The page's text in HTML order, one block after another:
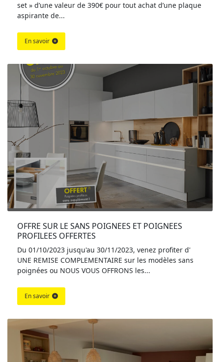
set » d’une valeur de 390€ pour tout achat d’une plaque
aspirante de...
En savoir
OFFRE SUR LE SANS POIGNEES ET POIGNEES
PROFILEES OFFERTES
Du 01/10/2023 jusqu'au 30/11/2023, venez profiter d'
UNE REMISE COMPLEMENTAIRE sur les modèles sans
poignées ou NOUS VOUS OFFRONS les...
En savoir